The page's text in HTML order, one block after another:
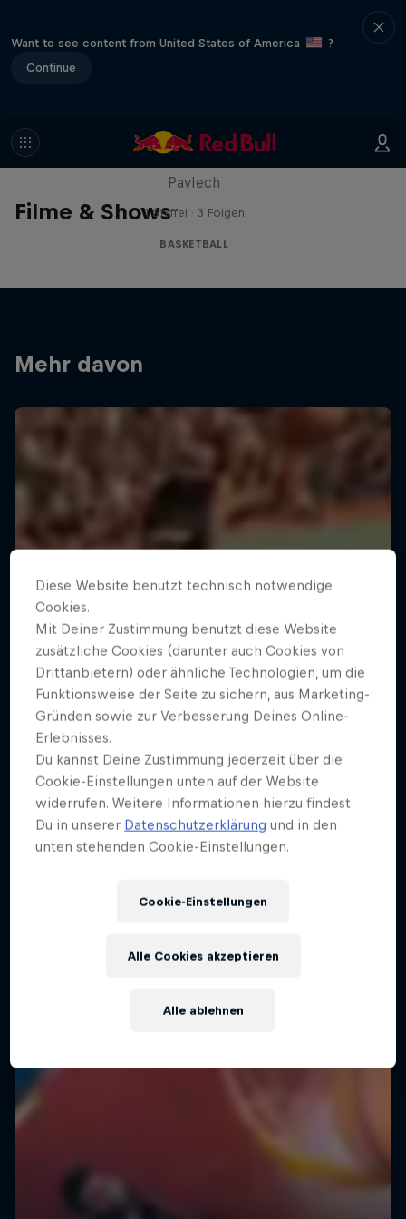
Want to see content from United States of America
?
Continue
Filme & Shows
Hoops Passport
Pavlech
1 Staffel · 3 Folgen
BASKETBALL
Mehr davon
Diese Website benutzt technisch notwendige
Cookies.
Mit Deiner Zustimmung benutzt diese Website
zusätzliche Cookies (darunter auch Cookies von
Drittanbietern) oder ähnliche Technologien, um die
Funktionsweise der Seite zu sichern, aus Marketing-
Gründen sowie zur Verbesserung Deines Online-
Erlebnisses.
Du kannst Deine Zustimmung jederzeit über die
Cookie-Einstellungen unten auf der Website
widerrufen. Weitere Informationen hierzu findest
Du in unserer Datenschutzerklärung und in den
unten stehenden Cookie-Einstellungen.
Cookie-Einstellungen
Alle ablehnen
Alle Cookies akzeptieren